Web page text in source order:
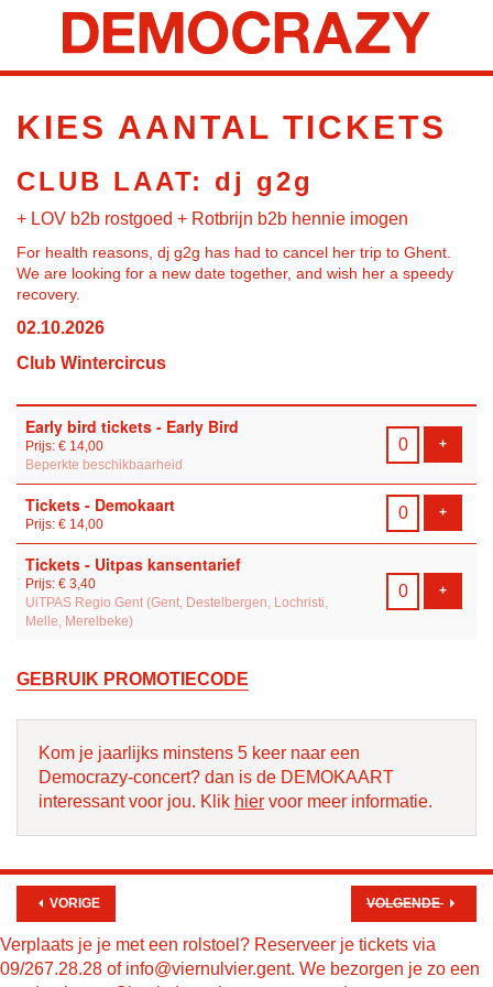
KIES AANTAL TICKETS
CLUB LAAT: dj g2g
+ LOV b2b rostgoed + Rotbrijn b2b hennie imogen
For health reasons, dj g2g has had to cancel her trip to Ghent.
We are looking for a new date together, and wish her a speedy
recovery.
02.10.2026
Club Wintercircus
Aantal
tickets
Early bird tickets - Early Bird
Prijs: € 14,00
Beperkte beschikbaarheid
+VOEG
Tickets - Demokaart
Prijs: € 14,00
+VOEG
Tickets - Uitpas kansentarief
Prijs: € 3,40
UiTPAS Regio Gent (Gent, Destelbergen, Lochristi,
Melle, Merelbeke)
+VOEG
GEBRUIK PROMOTIECODE
Kom je jaarlijks minstens 5 keer naar een
Democrazy-concert? dan is de DEMOKAART
interessant voor jou. Klik hier voor meer informatie.
VORIGE VOLGENDE
Verplaats je je met een rolstoel? Reserveer je tickets via
09/267.28.28 of info@viernulvier.gent. We bezorgen je zo een